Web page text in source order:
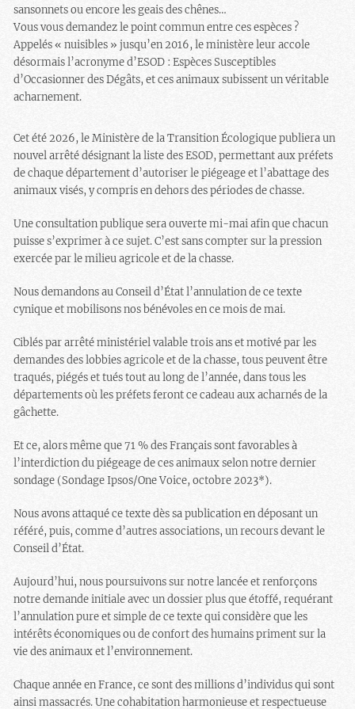
sansonnets ou encore les geais des chênes…
Vous vous demandez le point commun entre ces espèces ?
Appelés « nuisibles » jusqu’en 2016, le ministère leur accole
désormais l’acronyme d’ESOD : Espèces Susceptibles
d’Occasionner des Dégâts, et ces animaux subissent un véritable
acharnement.
Cet été 2026, le Ministère de la Transition Écologique publiera un
nouvel arrêté désignant la liste des ESOD, permettant aux préfets
de chaque département d’autoriser le piégeage et l’abattage des
animaux visés, y compris en dehors des périodes de chasse.
Une consultation publique sera ouverte mi-mai afin que chacun
puisse s’exprimer à ce sujet. C’est sans compter sur la pression
exercée par le milieu agricole et de la chasse.
Nous demandons au Conseil d’État l’annulation de ce texte
cynique et mobilisons nos bénévoles en ce mois de mai.
Ciblés par arrêté ministériel valable trois ans et motivé par les
demandes des lobbies agricole et de la chasse, tous peuvent être
traqués, piégés et tués tout au long de l’année, dans tous les
départements où les préfets feront ce cadeau aux acharnés de la
gâchette.
Et ce, alors même que 71 % des Français sont favorables à
l’interdiction du piégeage de ces animaux selon notre dernier
sondage (Sondage Ipsos/One Voice, octobre 2023*).
Nous avons attaqué ce texte dès sa publication en déposant un
référé, puis, comme d’autres associations, un recours devant le
Conseil d’État.
Aujourd’hui, nous poursuivons sur notre lancée et renforçons
notre demande initiale avec un dossier plus que étoffé, requérant
l’annulation pure et simple de ce texte qui considère que les
intérêts économiques ou de confort des humains priment sur la
vie des animaux et l’environnement.
Chaque année en France, ce sont des millions d’individus qui sont
ainsi massacrés. Une cohabitation harmonieuse et respectueuse